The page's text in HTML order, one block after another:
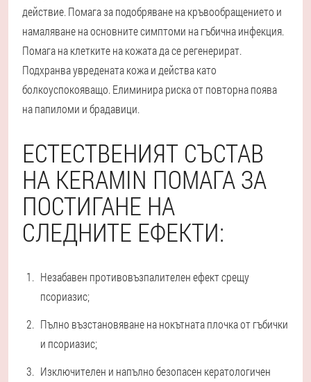
действие. Помага за подобряване на кръвообращението и
намаляване на основните симптоми на гъбична инфекция.
Помага на клетките на кожата да се регенерират.
Подхранва увредената кожа и действа като
болкоуспокояващо. Елиминира риска от повторна поява
на папиломи и брадавици.
ЕСТЕСТВЕНИЯТ СЪСТАВ
НА KERAMIN ПОМАГА ЗА
ПОСТИГАНЕ НА
СЛЕДНИТЕ ЕФЕКТИ:
Незабавен противовъзпалителен ефект срещу
псориазис;
Пълно възстановяване на нокътната плочка от гъбички
и псориазис;
Изключителен и напълно безопасен кератологичен